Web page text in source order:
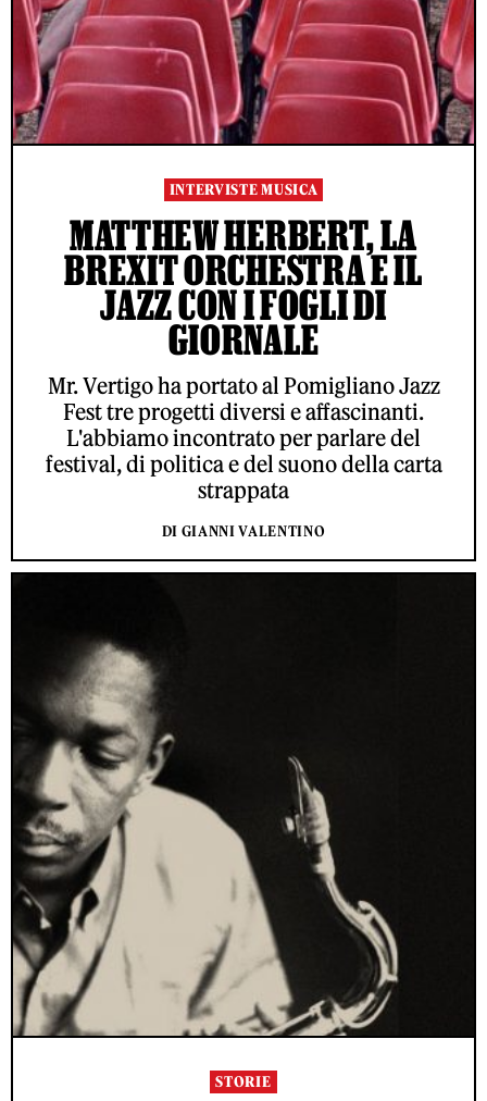
INTERVISTE MUSICA
MATTHEW HERBERT, LA
BREXIT ORCHESTRA E IL
JAZZ CON I FOGLI DI
GIORNALE
Mr. Vertigo ha portato al Pomigliano Jazz
Fest tre progetti diversi e affascinanti.
L'abbiamo incontrato per parlare del
festival, di politica e del suono della carta
strappata
DI GIANNI VALENTINO
STORIE